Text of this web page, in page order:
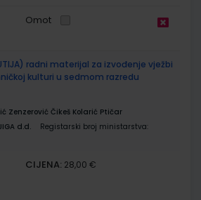
Omot
radni materijal za izvođenje vježbi
kulturi u sedmom razredu
Zenzerović Čikeš Kolarić Ptičar
d.d.
Registarski broj ministarstva:
CIJENA: 28,00 €